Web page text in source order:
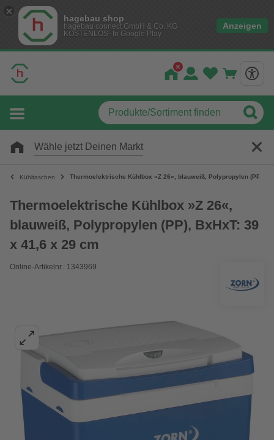
hagebau shop
hagebau connect GmbH & Co. KG
KOSTENLOS- In Google Play
Anzeigen
Wähle jetzt Deinen Markt
Kühltaschen Thermoelektrische Kühlbox »Z 26«, blauweiß, Polypropylen (PP),
Thermoelektrische Kühlbox »Z 26«,
blauweiß, Polypropylen (PP), BxHxT: 39
x 41,6 x 29 cm
Online-Artikelnr.: 1343969